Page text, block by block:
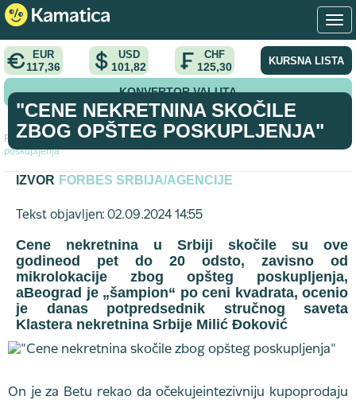
EUR
117,36
USD
101,82
CHF
125,30 KURSNA LISTA
KONVERTOR VALUTA
Početna > analiza
"Cene nekretnina skočile zbog opšteg
poskupljenja"
"CENE NEKRETNINA SKOČILE
ZBOG OPŠTEG POSKUPLJENJA"
IZVOR FORBES SRBIJA/AGENCIJE
Tekst objavljen: 02.09.2024 14:55
Cene nekretnina u Srbiji skočile su ove
godineod pet do 20 odsto, zavisno od
mikrolokacije zbog opšteg poskupljenja,
aBeograd je „šampion“ po ceni kvadrata, ocenio
je danas potpredsednik stručnog saveta
Klastera nekretnina Srbije Milić Đoković
On je za Betu rekao da očekujeintezivniju kupoprodaju